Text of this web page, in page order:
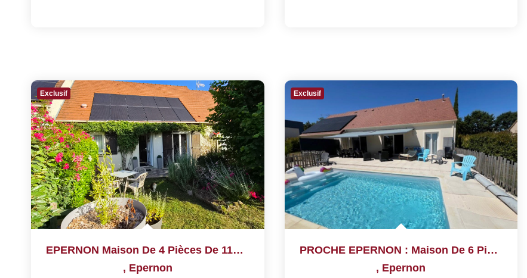
Exclusif
EPERNON Maison De 4 Pièces De 112 M²
, Epernon
Exclusif
PROCHE EPERNON : Maison De 6 Pièces De 135 M²
, Epernon